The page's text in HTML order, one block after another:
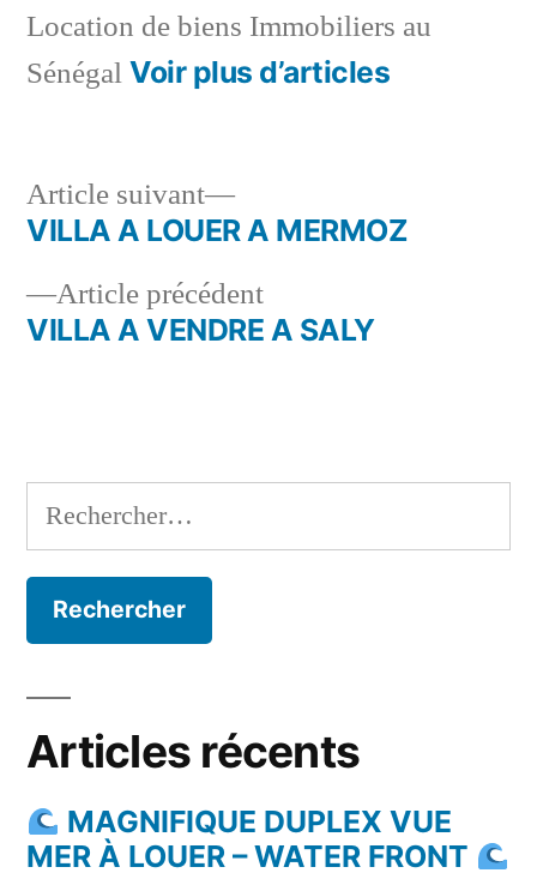
Location de biens Immobiliers au
Sénégal Voir plus d’articles
Navigation
deArticle précédentArticle
précédent :
VILLA A VENDRE A SALY
Article suivant
Article
suivant :
VILLA A LOUER A MERMOZ
Rechercher :
Articles récents
MAGNIFIQUE DUPLEX VUE
MER À LOUER – WATER FRONT